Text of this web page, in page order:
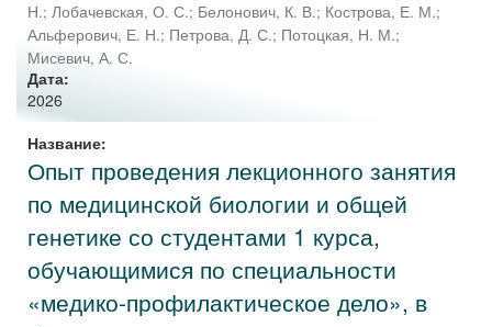
Н.; Лобачевская, О. С.; Белонович, К. В.; Кострова, Е. М.;
Альферович, Е. Н.; Петрова, Д. С.; Потоцкая, Н. М.;
Мисевич, А. С.
Дата:
2026
Название:
Опыт проведения лекционного занятия
по медицинской биологии и общей
генетике со студентами 1 курса,
обучающимися по специальности
«медико-профилактическое дело», в